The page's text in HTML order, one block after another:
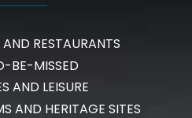
RESTAURANTS
BE-MISSED
AND LEISURE
AND HERITAGE SITES